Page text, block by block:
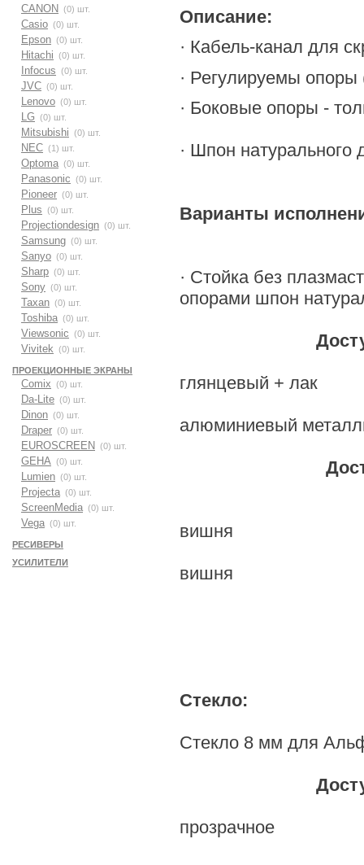
CANON (0) шт.
Casio (0) шт.
Epson (0) шт.
Hitachi (0) шт.
Infocus (0) шт.
JVC (0) шт.
Lenovo (0) шт.
LG (0) шт.
Mitsubishi (0) шт.
NEC (1) шт.
Optoma (0) шт.
Panasonic (0) шт.
Pioneer (0) шт.
Plus (0) шт.
Projectiondesign (0) шт.
Samsung (0) шт.
Sanyo (0) шт.
Sharp (0) шт.
Sony (0) шт.
Taxan (0) шт.
Toshiba (0) шт.
Viewsonic (0) шт.
Vivitek (0) шт.
ПРОЕКЦИОННЫЕ ЭКРАНЫ
Comix (0) шт.
Da-Lite (0) шт.
Dinon (0) шт.
Draper (0) шт.
EUROSCREEN (0) шт.
GEHA (0) шт.
Lumien (0) шт.
Projecta (0) шт.
ScreenMedia (0) шт.
Vega (0) шт.
РЕСИВЕРЫ
УСИЛИТЕЛИ
Описание:
· Кабель-канал для
· Регулируемы опоры
· Боковые опоры -
· Шпон натурального
Варианты
· Стойка без
опорами шпон
Доступные
глянцевый + лак
алюминиевый
Доступные
вишня
вишня
Стекло:
Стекло 8 мм для
Доступные
прозрачное